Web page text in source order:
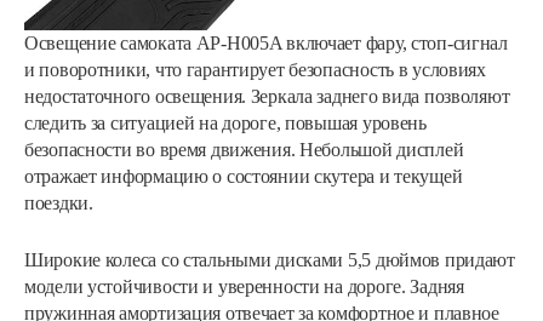
Освещение самоката AP-H005A включает фару, стоп-сигнал
и поворотники, что гарантирует безопасность в условиях
недостаточного освещения. Зеркала заднего вида позволяют
следить за ситуацией на дороге, повышая уровень
безопасности во время движения. Небольшой дисплей
отражает информацию о состоянии скутера и текущей
поездки.
Широкие колеса со стальными дисками 5,5 дюймов придают
модели устойчивости и уверенности на дороге. Задняя
пружинная амортизация отвечает за комфортное и плавное